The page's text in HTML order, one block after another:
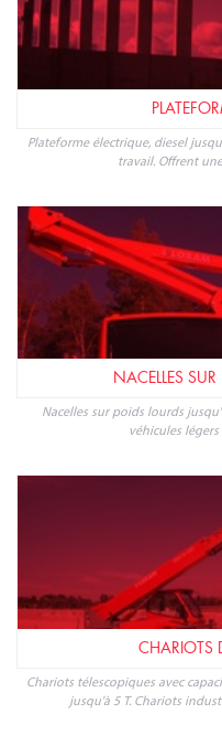
Plateforme électrique, diesel
travail. Offrent
NACELLES
Nacelles sur poids lourds
véhicules
CHARIOTS
Chariots télescopiques avec
jusqu'à 5 T. Chariots